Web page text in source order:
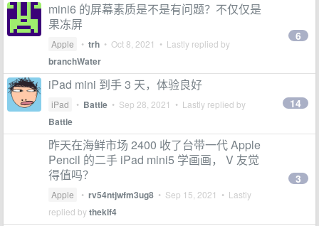
mini6 的屏幕素质是不是有问题？不仅仅是
果冻屏
Apple • trh • Oct 8, 2021 • Lastly replied by
branchWater
6
iPad mini 到手 3 天，体验良好
iPad • Battle • Sep 28, 2021 • Lastly replied by
Battle
14
昨天在海鲜市场 2400 收了台带一代 Apple
Pencil 的二手 iPad mini5 学画画， V 友觉
得值吗？
Apple • rv54ntjwfm3ug8 • Sep 15, 2021 • Lastly
replied bytheklf4
3